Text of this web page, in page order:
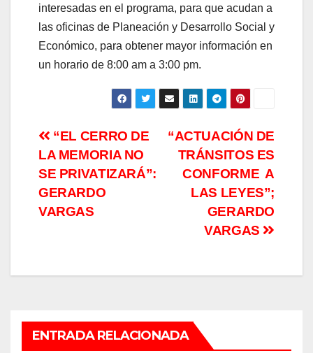
interesadas en el programa, para que acudan a
las oficinas de Planeación y Desarrollo Social y
Económico, para obtener mayor información en
un horario de 8:00 am a 3:00 pm.
Navegación
de
entradas
“ACTUACIÓN DE
TRÁNSITOS ES
CONFORME A
LAS LEYES”;
GERARDO
VARGAS
“EL CERRO DE
LA MEMORIA NO
SE PRIVATIZARÁ”:
GERARDO
VARGAS
ENTRADA RELACIONADA